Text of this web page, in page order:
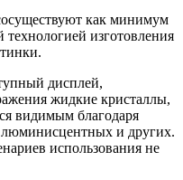
как минимум
технологией изготовления
дисплей,
жидкие кристаллы,
видимым благодаря
люминисцентных и других.
использования не